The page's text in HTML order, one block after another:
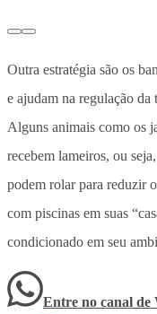
Outra estratégia são os
e ajudam na regulação
Alguns animais como os
recebem lameiros, ou
podem rolar para reduzir
com piscinas em suas
condicionado em seu
Entre no canal de